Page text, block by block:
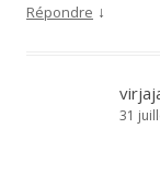
Répondre ↓
31